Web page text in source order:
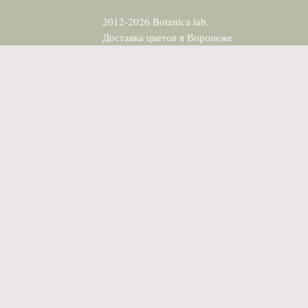
2012-2026 Botanica lab.
Доставка цветов в Воронеже